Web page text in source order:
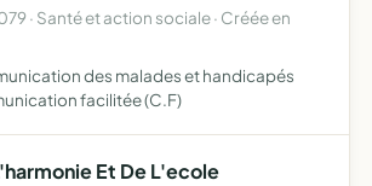
· Santé et action sociale · Créée en
des malades et handicapés
facilitée (C.F)
Et De L'ecole